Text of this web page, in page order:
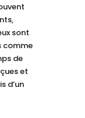
sont
comme
de
et
d’un